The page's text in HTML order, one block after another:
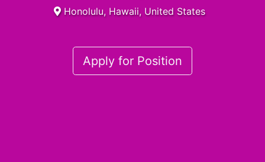
Honolulu, Hawaii, United States
Apply for Position